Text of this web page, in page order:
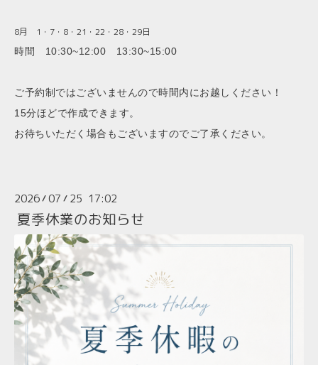
8月 1・7・8・21・22・28・29日
時間 10:30~12:00 13:30~15:00
ご予約制ではございませんので時間内にお越しください！
15分ほどで作成できます。
お待ちいただく場合もございますのでご了承ください。
2026/07 / 25 17:02
夏季休業のお知らせ